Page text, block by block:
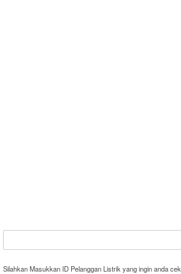
Silahkan Masukkan ID Pelanggan Listrik yang ingin anda cek